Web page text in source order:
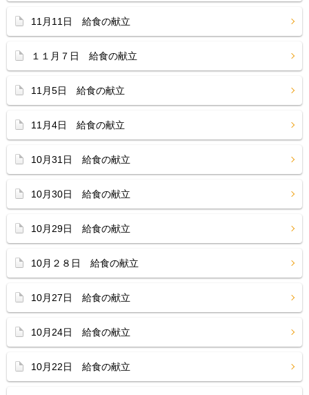
11月11日 給食の献立
１１月７日 給食の献立
11月5日 給食の献立
11月4日 給食の献立
10月31日 給食の献立
10月30日 給食の献立
10月29日 給食の献立
10月２８日 給食の献立
10月27日 給食の献立
10月24日 給食の献立
10月22日 給食の献立